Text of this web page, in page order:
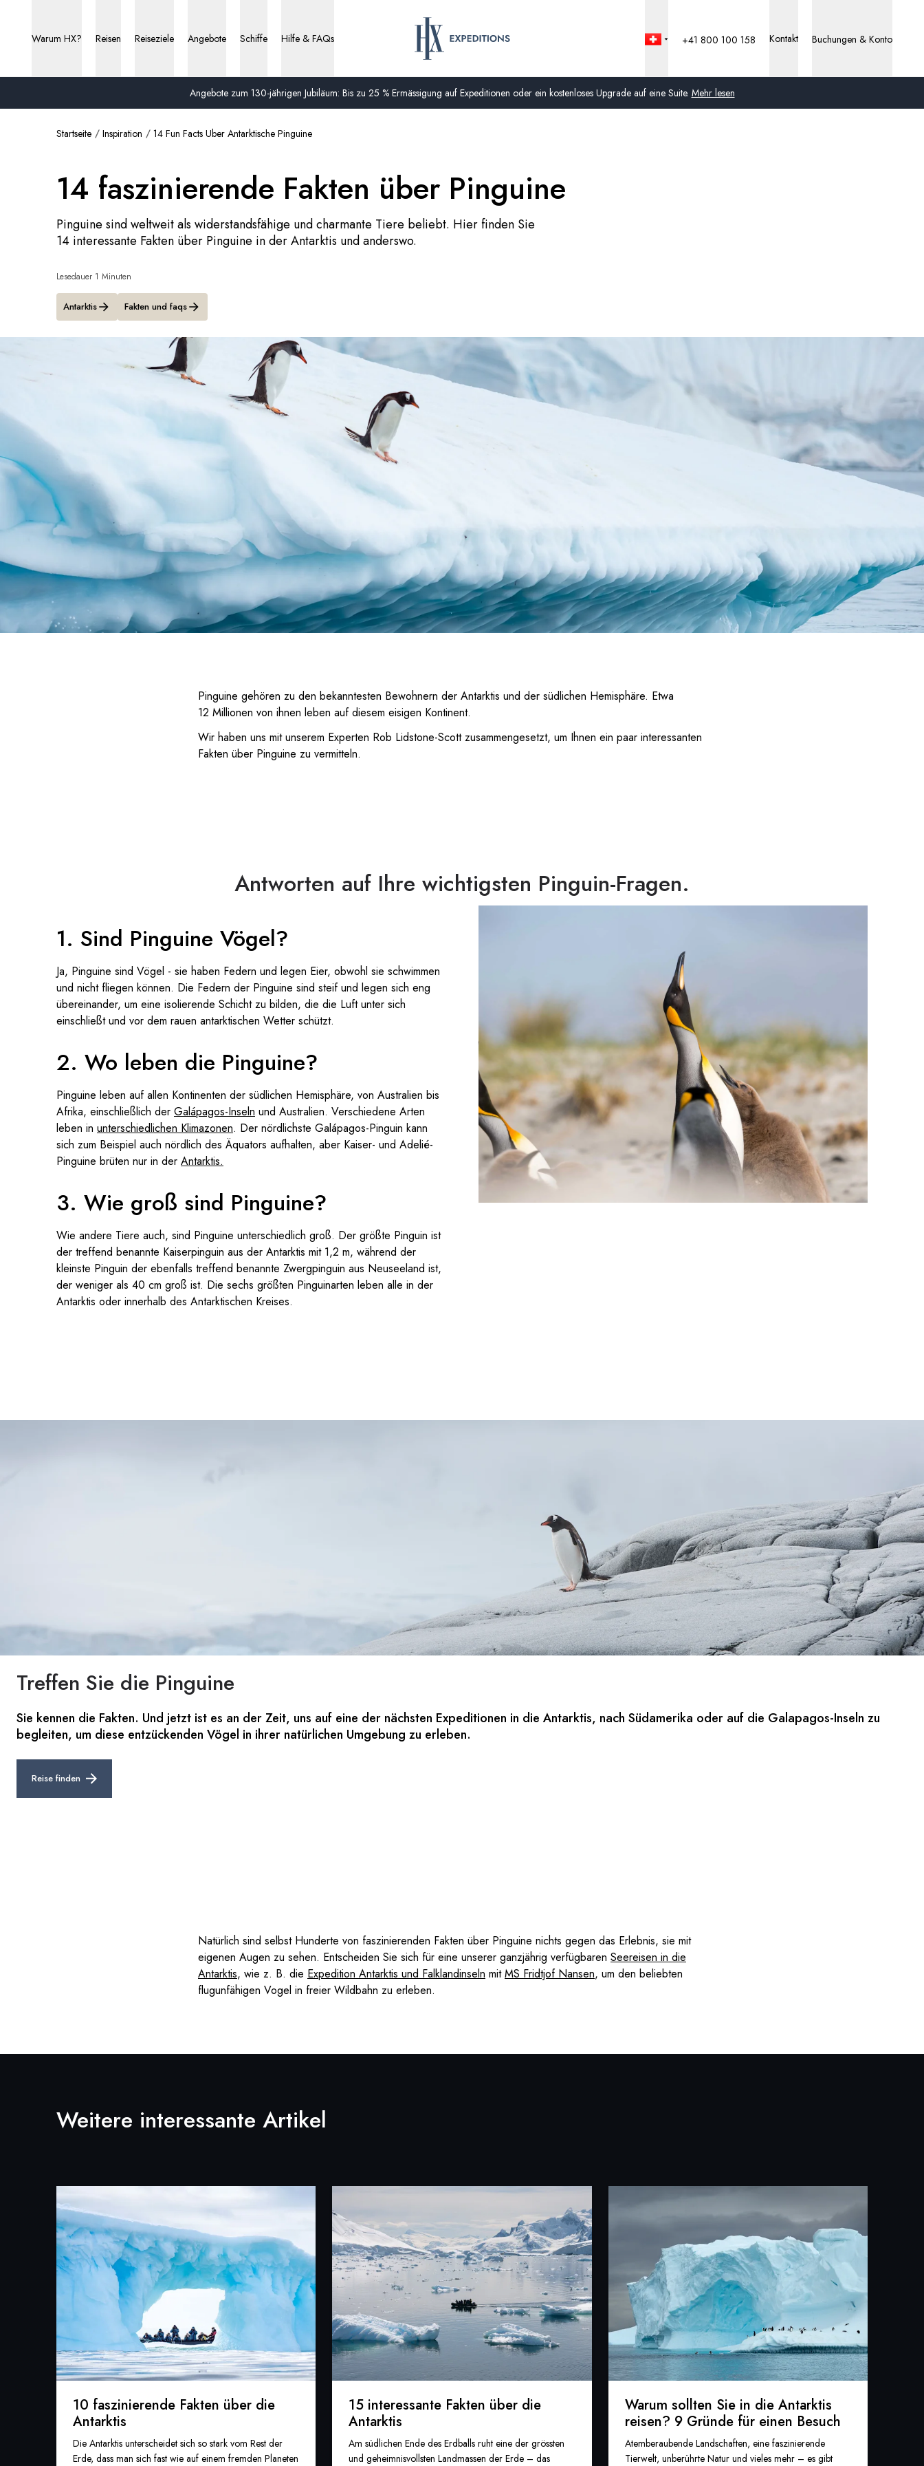
Angebote zum 130-jährigen Jubiläum: Bis zu 25 % Ermässigung auf Expeditionen oder ein kostenloses Upgrade auf eine Suite. Mehr lesen
Warum HX? Reisen Reiseziele Angebote Schiffe Hilfe & FAQs
Schweden
Dänemark
+41 800 100 158 Kontakt Buchungen & Konto
Startseite Inspiration 14 Fun Facts Uber Antarktische Pinguine
14 faszinierende Fakten über Pinguine
Pinguine sind weltweit als widerstandsfähige und charmante Tiere beliebt. Hier finden Sie
14 interessante Fakten über Pinguine in der Antarktis und anderswo.
Lesedauer 1 Minuten
Antarktis Fakten und faqs
Pinguine gehören zu den bekanntesten Bewohnern der Antarktis und der südlichen Hemisphäre. Etwa
12 Millionen von ihnen leben auf diesem eisigen Kontinent.
Wir haben uns mit unserem Experten Rob Lidstone-Scott zusammengesetzt, um Ihnen ein paar interessanten
Fakten über Pinguine zu vermitteln.
Antworten auf Ihre wichtigsten Pinguin-Fragen.
1. Sind Pinguine Vögel?
Ja, Pinguine sind Vögel - sie haben Federn und legen Eier, obwohl sie schwimmen
und nicht fliegen können. Die Federn der Pinguine sind steif und legen sich eng
übereinander, um eine isolierende Schicht zu bilden, die die Luft unter sich
einschließt und vor dem rauen antarktischen Wetter schützt.
2. Wo leben die Pinguine?
Pinguine leben auf allen Kontinenten der südlichen Hemisphäre, von Australien bis
Afrika, einschließlich der Galápagos-Inseln und Australien. Verschiedene Arten
leben in unterschiedlichen Klimazonen. Der nördlichste Galápagos-Pinguin kann
sich zum Beispiel auch nördlich des Äquators aufhalten, aber Kaiser- und Adelié-
Pinguine brüten nur in der Antarktis.
3. Wie groß sind Pinguine?
Wie andere Tiere auch, sind Pinguine unterschiedlich groß. Der größte Pinguin ist
der treffend benannte Kaiserpinguin aus der Antarktis mit 1,2 m, während der
kleinste Pinguin der ebenfalls treffend benannte Zwergpinguin aus Neuseeland ist,
der weniger als 40 cm groß ist. Die sechs größten Pinguinarten leben alle in der
Antarktis oder innerhalb des Antarktischen Kreises.
Treffen Sie die Pinguine
Sie kennen die Fakten. Und jetzt ist es an der Zeit, uns auf eine der nächsten Expeditionen in die Antarktis, nach Südamerika oder auf die Galapagos-Inseln zu
begleiten, um diese entzückenden Vögel in ihrer natürlichen Umgebung zu erleben.
Reise finden
Natürlich sind selbst Hunderte von faszinierenden Fakten über Pinguine nichts gegen das Erlebnis, sie mit
eigenen Augen zu sehen. Entscheiden Sie sich für eine unserer ganzjährig verfügbaren Seereisen in die
Antarktis, wie z. B. die Expedition Antarktis und Falklandinseln mitMS Fridtjof Nansen, um den beliebten
flugunfähigen Vogel in freier Wildbahn zu erleben.
Weitere interessante Artikel
10 faszinierende Fakten über die
Antarktis
Die Antarktis unterscheidet sich so stark vom Rest der
Erde, dass man sich fast wie auf einem fremden Planeten
15 interessante Fakten über die
Antarktis
Am südlichen Ende des Erdballs ruht eine der grössten
und geheimnisvollsten Landmassen der Erde – das
Warum sollten Sie in die Antarktis
reisen? 9 Gründe für einen Besuch
Atemberaubende Landschaften, eine faszinierende
Tierwelt, unberührte Natur und vieles mehr – es gibt